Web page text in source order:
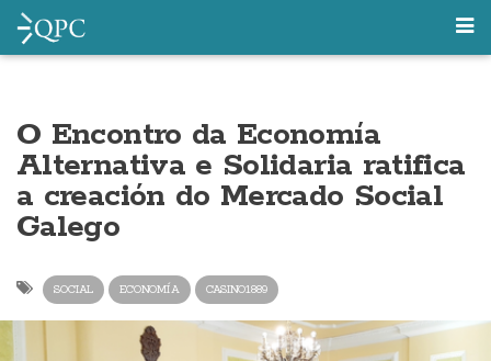
O Encontro da Economía
Alternativa e Solidaria ratifica
a creación do Mercado Social
Galego
SOCIAL ECONOMÍA CASINO1889